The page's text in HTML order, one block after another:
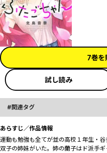
7巻を
試し読み
関連タグ
あらすじ／作品情報
運動も勉強も全てが並の高校１年生・
双子の姉妹がいた。姉の蘭子はド派手